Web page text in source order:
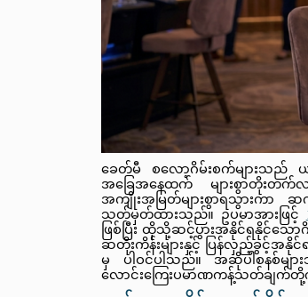
ခေတ်မီ စလော့ဂိမ်းစက်များသည်
အခြေအနေထက် များစွာတိုး
အကျိုးအမြတ်များစွာရသွားကာ
သတ်မှတ်ထားသည်။ ဥပမာအားဖြင့်
ဖြစ်ပြီး ထိုသို့ဆင့်ပွားအနိုင်ရနိုင်သော
ဆတိုးကိန်းများနှင့် ပြန်လှည့်ခွင့်အ
မှ ပါဝင်ပါသည်။ အဆိုပါစနစ်များသည် သင်္ချာအခြေခံသ‌ဘောတရာ
လောင်းကြေးပမာဏကန့်သတ်ချက်